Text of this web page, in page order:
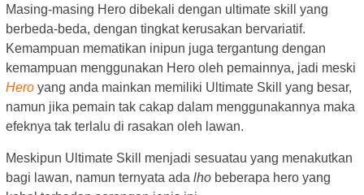
Masing-masing Hero dibekali dengan ultimate skill yang
berbeda-beda, dengan tingkat kerusakan bervariatif.
Kemampuan mematikan inipun juga tergantung dengan
kemampuan menggunakan Hero oleh pemainnya, jadi meski
Hero yang anda mainkan memiliki Ultimate Skill yang besar,
namun jika pemain tak cakap dalam menggunakannya maka
efeknya tak terlalu di rasakan oleh lawan.
Meskipun Ultimate Skill menjadi sesuatau yang menakutkan
bagi lawan, namun ternyata ada lho beberapa hero yang